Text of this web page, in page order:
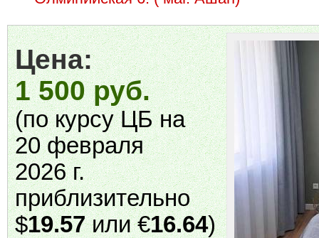
Цена:
1 500 руб.
(по курсу ЦБ на
20 февраля
2026 г.
приблизительно
$19.57или €16.64)